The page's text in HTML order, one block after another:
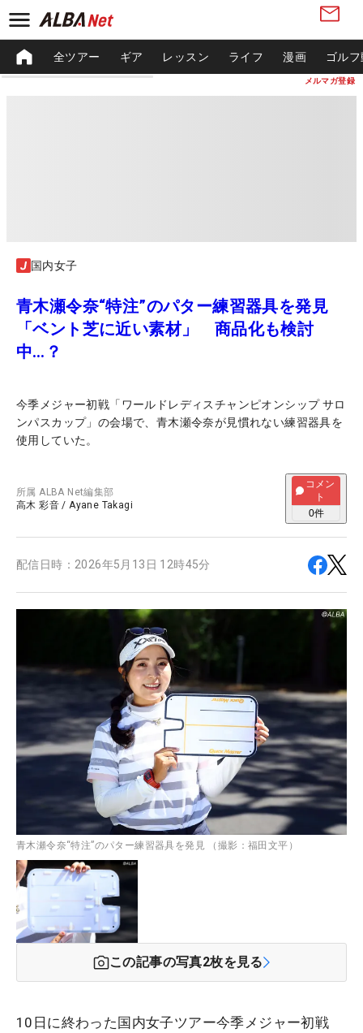
メルマガ登録
全ツアー ギア レッスン ライフ 漫画 ゴル
国内女子
青木瀬令奈“特注”のパター練習器具を発見
「ベント芝に近い素材」 商品化も検討
中…？
今季メジャー初戦「ワールドレディスチャンピオンシップ サロ
ンパスカップ」の会場で、青木瀬令奈が見慣れない練習器具を
使用していた。
所属ALBA Net編集部
高木 彩音 /Ayane Takagi
コメン
ト
0件
配信日時： 2026年5月13日 12時45分
青木瀬令奈“特注”のパター練習器具を発見 （撮影：福田文平）
この記事の写真2枚を見る
10日に終わった国内女子ツアー今季メジャー初戦